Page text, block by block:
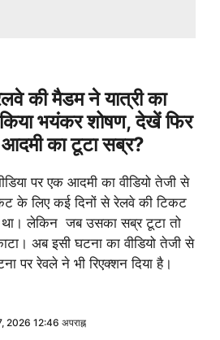
की मैडम ने यात्री का
भयंकर शोषण, देखें फिर
का टूटा सब्र?
पर एक आदमी का वीडियो तेजी से
के लिए कई दिनों से रेलवे की टिकट
था। लेकिन जब उसका सब्र टूटा तो
अब इसी घटना का वीडियो तेजी से
पर रेवले ने भी रिएक्शन दिया है।
12:46 अपराह्न